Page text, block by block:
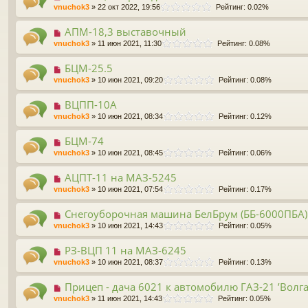
vnuchok3 » 22 окт 2022, 19:56 Рейтинг: 0.02%
АПМ-18,3 выставочный
vnuchok3 » 11 июн 2021, 11:30 Рейтинг: 0.08%
БЦМ-25.5
vnuchok3 » 10 июн 2021, 09:20 Рейтинг: 0.08%
ВЦПП-10А
vnuchok3 » 10 июн 2021, 08:34 Рейтинг: 0.12%
БЦМ-74
vnuchok3 » 10 июн 2021, 08:45 Рейтинг: 0.06%
АЦПТ-11 на МАЗ-5245
vnuchok3 » 10 июн 2021, 07:54 Рейтинг: 0.17%
Снегоуборочная машина БелБрум (ББ-6000ПБА)
vnuchok3 » 10 июн 2021, 14:43 Рейтинг: 0.05%
РЗ-ВЦП 11 на МАЗ-6245
vnuchok3 » 10 июн 2021, 08:37 Рейтинг: 0.13%
Прицеп - дача 6021 к автомобилю ГАЗ-21
vnuchok3 » 11 июн 2021, 14:43 Рейтинг: 0.05%